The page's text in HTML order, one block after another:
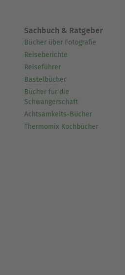
Sachbuch & Ratgeber
Bücher über Fotografie
Reiseberichte
Reiseführer
Bastelbücher
Bücher für die
Schwangerschaft
Achtsamkeits-Bücher
Thermomix Kochbücher